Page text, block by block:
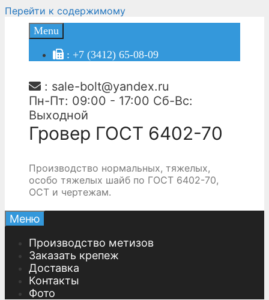
Перейти к содержимому
Menu
: +7 (3412) 65-08-09
: sale-bolt@yandex.ru
Пн-Пт: 09:00 - 17:00 Сб-Вс:
Выходной
Гровер ГОСТ 6402-70
Производство нормальных, тяжелых,
особо тяжелых шайб по ГОСТ 6402-70,
ОСТ и чертежам.
Меню
Производство метизов
Заказать крепеж
Доставка
Контакты
Фото